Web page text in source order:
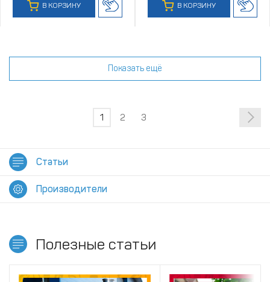
В КОРЗИНУ В КОРЗИНУ
Показать ещё
1 2 3
Статьи
Производители
Полезные статьи